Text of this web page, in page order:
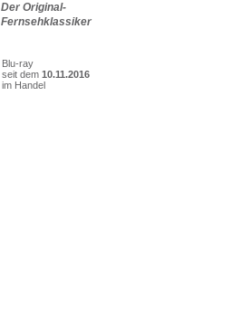
Der Original-
Fernsehklassiker
Blu-ray
seit dem 10.11.2016
im Handel